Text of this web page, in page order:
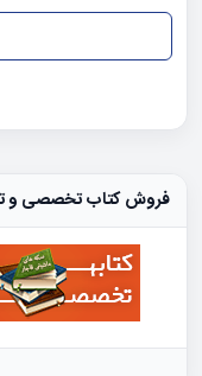
فروش کتاب تخصصی و